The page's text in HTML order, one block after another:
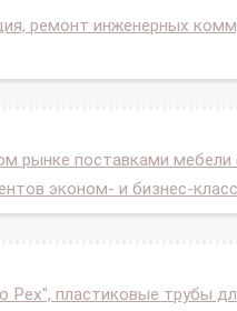
ремонт инженерных
рынке поставками мебели
эконом- и бизнес-
Pex", пластиковые трубы